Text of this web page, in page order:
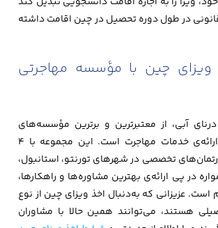
در طول دوره تحصیل در چین اقامت داشته
ویزای چین با مؤسسه مهاجرتی
آبی، از معتبرترین و برترین مؤسسه‌های
کشور در زمینه‌ی ارائه‌ی خدمات مهاجرت است. این مجموعه با ۴
تخصصی در شهرهای تورنتو، استانبول،
در پی ارائه‌ی بهترین مشاوره‌ها و راهکارها،
است. عزیزانی که به‌دنبال اخذ ویزای چین از نوع
هستند، می‌توانند همین حالا با مشاوران